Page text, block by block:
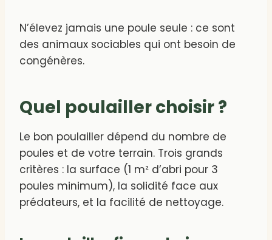
N’élevez jamais une poule seule : ce sont
des animaux sociables qui ont besoin de
congénères.
Quel poulailler choisir ?
Le bon poulailler dépend du nombre de
poules et de votre terrain. Trois grands
critères : la surface (1 m² d’abri pour 3
poules minimum), la solidité face aux
prédateurs, et la facilité de nettoyage.